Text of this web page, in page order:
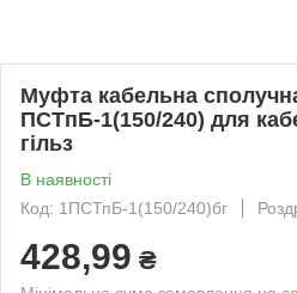
Муфта кабельна
ПСТпБ-1(150/240) для
гільз
В наявності
Код: 1ПСТпБ-1(150/240)бг
428,99 ₴